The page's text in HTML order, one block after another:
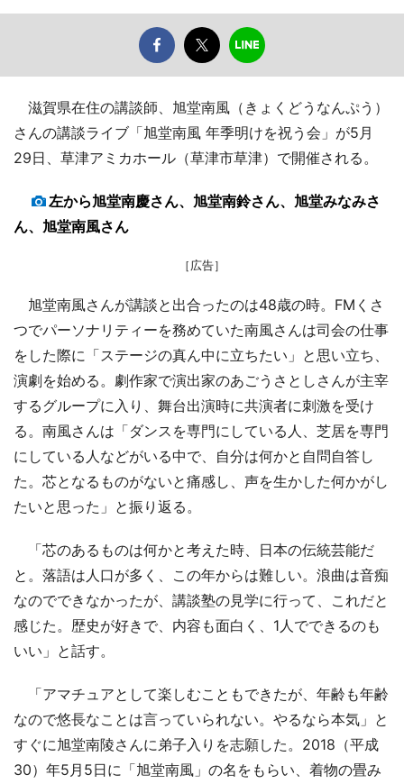
滋賀県在住の講談師、旭堂南風（きょくどうなんぷう）
さんの講談ライブ「旭堂南風 年季明けを祝う会」が5月
29日、草津アミカホール（草津市草津）で開催される。
左から旭堂南慶さん、旭堂南鈴さん、旭堂みなみさ
ん、旭堂南風さん
［広告］
旭堂南風さんが講談と出合ったのは48歳の時。FMくさ
つでパーソナリティーを務めていた南風さんは司会の仕事
をした際に「ステージの真ん中に立ちたい」と思い立ち、
演劇を始める。劇作家で演出家のあごうさとしさんが主宰
するグループに入り、舞台出演時に共演者に刺激を受け
る。南風さんは「ダンスを専門にしている人、芝居を専門
にしている人などがいる中で、自分は何かと自問自答し
た。芯となるものがないと痛感し、声を生かした何かがし
たいと思った」と振り返る。
「芯のあるものは何かと考えた時、日本の伝統芸能だ
と。落語は人口が多く、この年からは難しい。浪曲は音痴
なのでできなかったが、講談塾の見学に行って、これだと
感じた。歴史が好きで、内容も面白く、1人でできるのも
いい」と話す。
「アマチュアとして楽しむこともできたが、年齢も年齢
なので悠長なことは言っていられない。やるなら本気」と
すぐに旭堂南陵さんに弟子入りを志願した。2018（平成
30）年5月5日に「旭堂南風」の名をもらい、着物の畳み